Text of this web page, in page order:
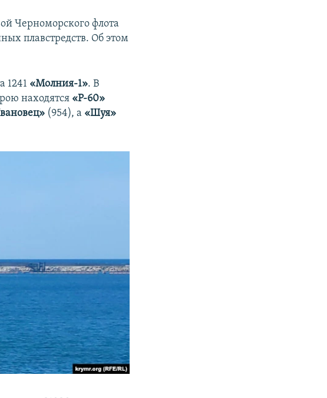
Черноморского флота
плавстредств. Об этом
1241 «Молния-1». В
находятся «Р-60»
(954), а «Шуя»